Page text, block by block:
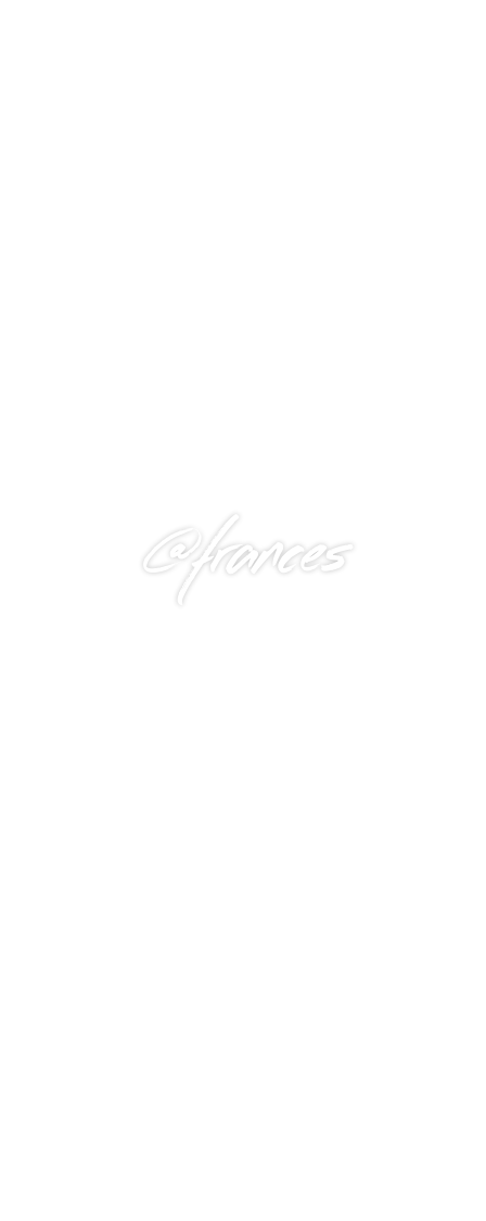
@frances